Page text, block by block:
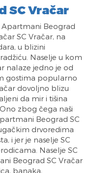
SC Vračar
Apartmani Beograd
SC Vračar, na
u blizini
Naselje u kom
nalaze jedno je od
gostima popularno
dovoljno blizu
da mir i tišina
zbog čega naši
Beograd SC
drvoredima
i jer je naselje SC
Naselje SC
Beograd SC Vračar
banaka,